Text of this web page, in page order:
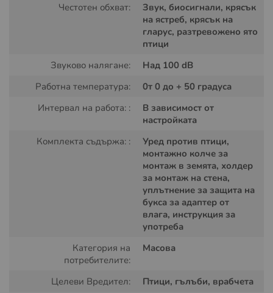
Можете да приложите електронното устройство за
защита на вашите лозя, градини и земеделски земи, в
които имате насаждения, отглеждате овощни дървета,
чувстват привлечени от такива обработваеми земи,
защото те са източник на храна за тях.
Освен в обработваеми земеделски земи, можете да
поставите Pest Stop птицегона против натрапници и в
убежище гълъби, скорци, косове. Електронния уред е
еднакво ефективен на открито и закрито и причинява
страх от страна на натрапниците и впечатление, че ще
Важно е да знаете, че някои гълъби, врабчета и
лястовици, които са свикнали със звуците от градските
повлияят толкова успешно от електронния птицегон,
защото не познават сигналите на хищниците и не са се
сблъсквали с такива видове.
Честотен обхват:
Звук, биосигнали, крясък
на ястреб, крясък на
гларус, разтревожено ято
птици
Звуково налягане:
Над 100 dB
Работна температура:
0т 0 до + 50 градуса
Интервал на работа: :
В зависимост от
настройката
Комплекта съдържа: :
Уред против птици,
монтажно колче за
монтаж в земята, холдер
за монтаж на стена,
уплътнение за защита на
букса за адаптер от
влага, инструкция за
употреба
Категория на
потребителите:
Масова
Целеви Вредител:
Птици, гълъби, врабчета